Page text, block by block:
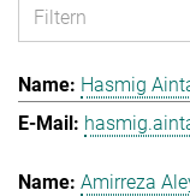
Hasmig
Amirreza